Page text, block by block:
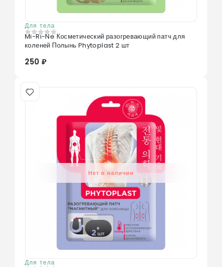
Для тела
0из 5
Mi-Ri-Ne Косметический разогревающий патч для
коленей Полынь Phytoplast 2 шт
250 ₽
Нет в наличии
Для тела